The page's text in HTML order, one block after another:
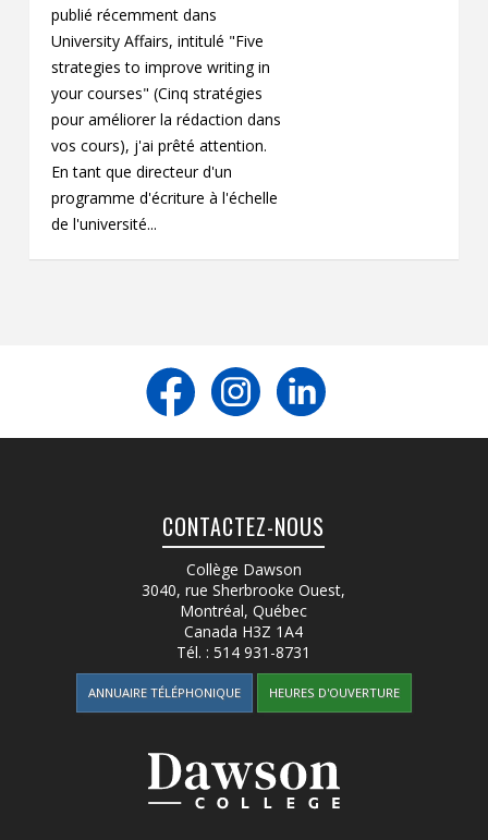
publié récemment dans
University Affairs, intitulé "Five
strategies to improve writing in
your courses" (Cinq stratégies
pour améliorer la rédaction dans
vos cours), j'ai prêté attention.
En tant que directeur d'un
programme d'écriture à l'échelle
de l'université...
CONTACTEZ-NOUS
Collège Dawson
3040, rue Sherbrooke Ouest,
Montréal, Québec
Canada H3Z 1A4
Tél. :514 931-8731
ANNUAIRE TÉLÉPHONIQUE HEURES D'OUVERTURE